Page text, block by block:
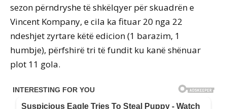
sezon përndryshe të shkëlqyer për skuadrën e
Vincent Kompany, e cila ka fituar 20 nga 22
ndeshjet zyrtare këtë edicion (1 barazim, 1
humbje), përfshirë tri të fundit ku kanë shënuar
plot 11 gola.